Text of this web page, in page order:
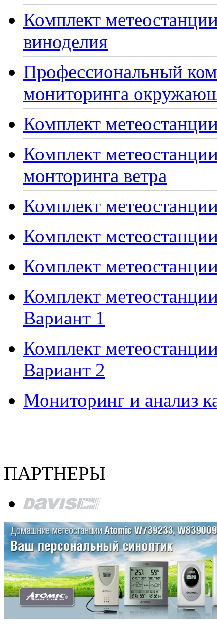
Комплект
виноделия
Профессиональный
мониторинга
Комплект
Комплект
монторинга ветра
Комплект
Комплект
Комплект
Комплект
Вариант 1
Комплект
Вариант 2
Мониторинг и анализ
ПАРТНЕРЫ